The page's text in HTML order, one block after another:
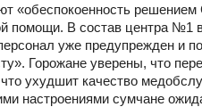
«обеспокоенность решением
помощи. В состав центра №1
уже предупрежден и
Горожане уверены, что
что ухудшит качество
настроениями сумчане